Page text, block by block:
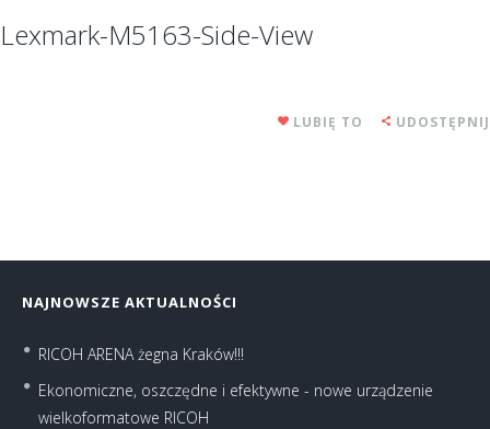
Lexmark-M5163-Side-View
LUBIĘ TO UDOSTĘPNIJ
NAJNOWSZE AKTUALNOŚCI
RICOH ARENA żegna Kraków!!!
Ekonomiczne, oszczędne i efektywne - nowe urządzenie
wielkoformatowe RICOH